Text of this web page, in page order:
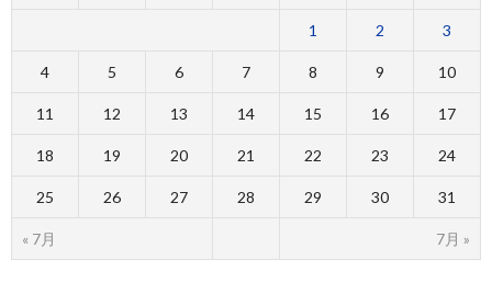
« 7月 7月 »
1 2 3
4 5 6 7 8 9 10
11 12 13 14 15 16 17
18 19 20 21 22 23 24
25 26 27 28 29 30 31